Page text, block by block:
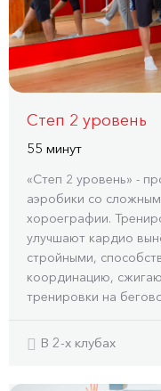
Степ 2 уровень
55 минут
«Степ 2 уровень» -
аэробики со
хороеграфии.
улучшают кардио
стройными,
координацию,
тренировки на
В 2-x клубах